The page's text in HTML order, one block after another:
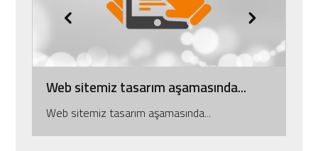
Web sitemiz tasarım aşamasında...
Web sitemiz tasarım aşamasında...